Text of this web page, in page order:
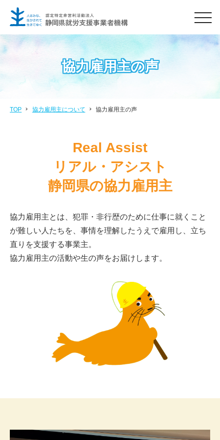
協力雇用主の声
TOP 協力雇用主について 協力雇用主の声
Real Assist
リアル・アシスト
静岡県の協力雇用主
協力雇用主とは、犯罪・非行歴のために仕事に就くこと
が難しい人たちを、 事情を理解したうえで雇用し、立ち
直りを支援する事業主。
協力雇用主の活動や生の声をお届けします。